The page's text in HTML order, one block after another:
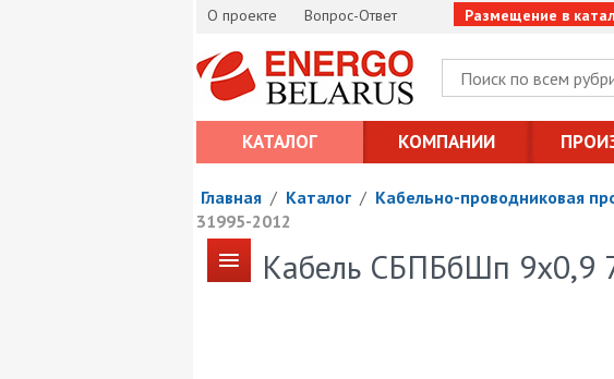
О проекте Вопрос-Ответ Размещение в
КАТАЛОГ КОМПАНИИ
Главная / Каталог / Кабельно-проводниковая
31995-2012
Кабель СБПБбШп 9х0,9